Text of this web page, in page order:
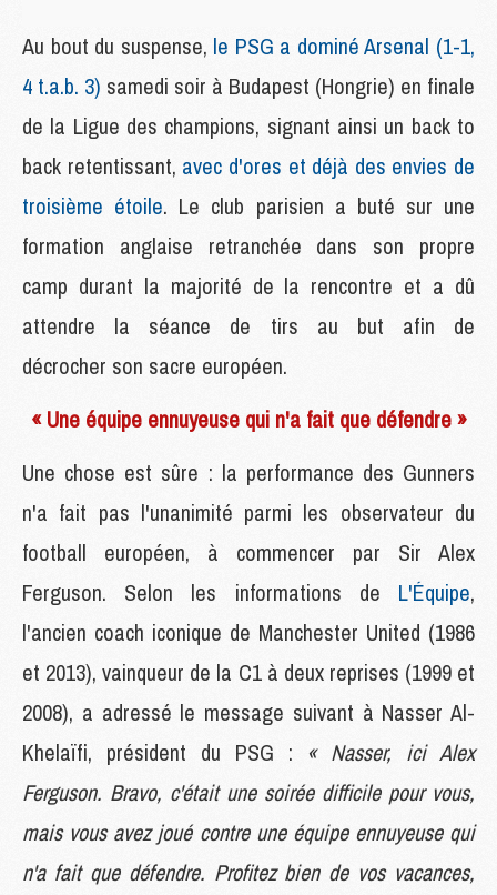
Au bout du suspense, le PSG a dominé Arsenal (1-1,
4 t.a.b. 3) samedi soir à Budapest (Hongrie) en finale
de la Ligue des champions, signant ainsi un back to
back retentissant, avec d'ores et déjà des envies de
troisième étoile. Le club parisien a buté sur une
formation anglaise retranchée dans son propre
camp durant la majorité de la rencontre et a dû
attendre la séance de tirs au but afin de
décrocher son sacre européen.
« Une équipe ennuyeuse qui n'a fait que défendre »
Une chose est sûre : la performance des Gunners
n'a fait pas l'unanimité parmi les observateur du
football européen, à commencer par Sir Alex
Ferguson. Selon les informations de L'Équipe,
l'ancien coach iconique de Manchester United (1986
et 2013), vainqueur de la C1 à deux reprises (1999 et
2008), a adressé le message suivant à Nasser Al-
Khelaïfi, président du PSG : « Nasser, ici Alex
Ferguson. Bravo, c'était une soirée difficile pour vous,
mais vous avez joué contre une équipe ennuyeuse qui
n'a fait que défendre. Profitez bien de vos vacances,